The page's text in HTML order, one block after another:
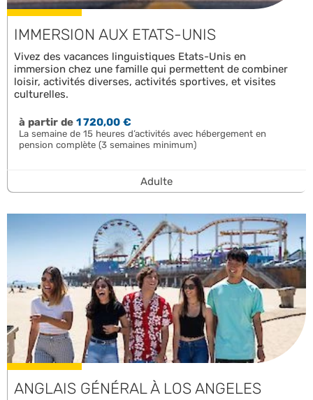
IMMERSION AUX ETATS-UNIS
Vivez des vacances linguistiques Etats-Unis en
immersion chez une famille qui permettent de combiner
loisir, activités diverses, activités sportives, et visites
culturelles.
à partir de1 720,00 €
La semaine de 15 heures d’activités avec hébergement en
pension complète (3 semaines minimum)
Adulte
ANGLAIS GÉNÉRAL À LOS ANGELES